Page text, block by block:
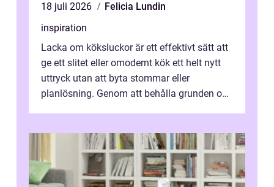
18 juli 2026
Felicia Lundin
inspiration
Lacka om köksluckor är ett effektivt sätt att
ge ett slitet eller omodernt kök ett helt nytt
uttryck utan att byta stommar eller
planlösning. Genom att behålla grunden och